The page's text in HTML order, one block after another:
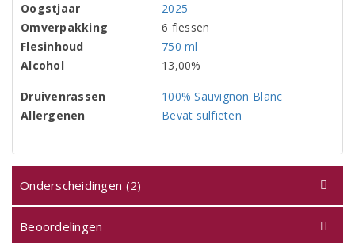
Oogstjaar
2025
Omverpakking
6 flessen
Flesinhoud
750 ml
Alcohol
13,00%
Druivenrassen
100% Sauvignon Blanc
Allergenen
Bevat sulfieten
Onderscheidingen (2)
Beoordelingen